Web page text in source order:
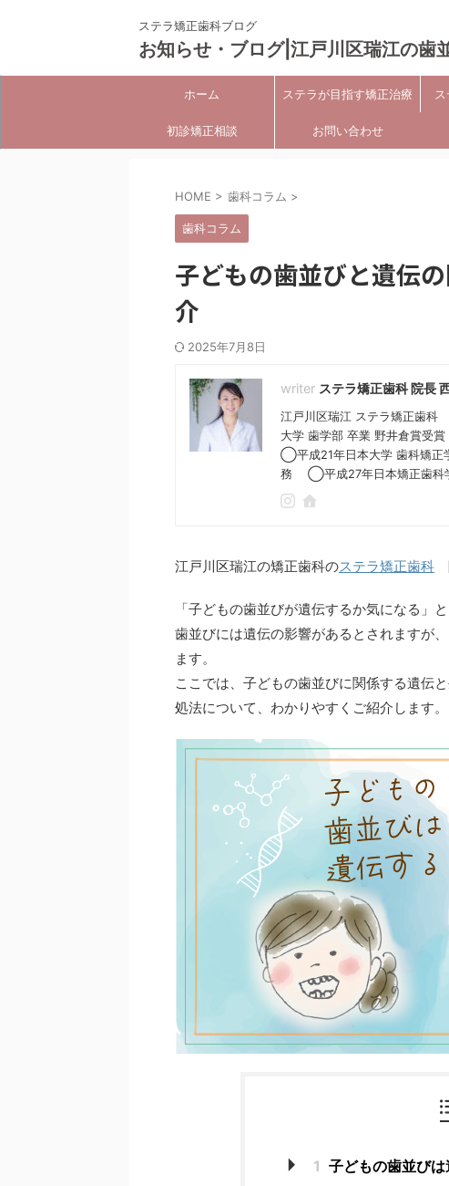
ステラ矯正歯科ブログ
お知らせ・ブログ|江戸川区瑞江の歯
ホーム ステラが目指す矯正治療
初診矯正相談 お問い合わせ
HOME > 歯科コラム >
歯科コラム
子どもの歯並びと遺伝
介
2025年7月8日
ステラ矯正歯科 院長
江戸川区瑞江 ステラ矯正
大学 歯学部 卒業 野井倉賞
◯平成21年日本大学 歯科矯
務 ◯平成27年日本矯正歯科
江戸川区瑞江の矯正歯科のステラ矯正歯科
「子どもの歯並びが遺伝するか気になる」
歯並びには遺伝の影響があるとされますが
ます。
ここでは、子どもの歯並びに関係する遺伝
処法について、わかりやすくご紹介します。
1 子どもの歯並びは